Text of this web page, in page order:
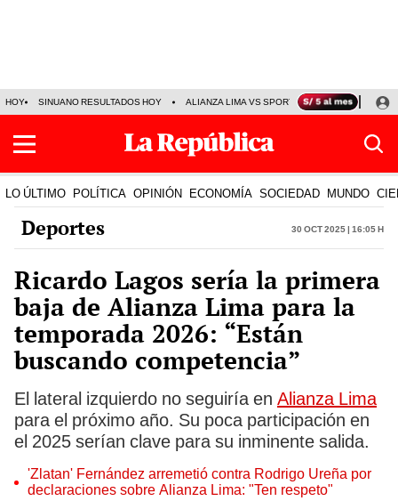
HOY SINUANO RESULTADOS HOY ALIANZA LIMA VS SPORT BOYS JORGE
LO ÚLTIMO POLÍTICA OPINIÓN ECONOMÍA SOCIEDAD MUNDO
Deportes 30 Oct 2025 | 16:05 h
Ricardo Lagos sería la primera
baja de Alianza Lima para la
temporada 2026: “Están
buscando competencia”
El lateral izquierdo no seguiría en Alianza Lima
para el próximo año. Su poca participación en
el 2025 serían clave para su inminente salida.
'Zlatan' Fernández arremetió contra Rodrigo Ureña por
declaraciones sobre Alianza Lima: "Ten respeto"